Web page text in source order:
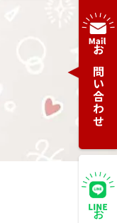
お問い合わせ